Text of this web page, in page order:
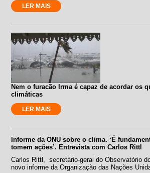
LER MAIS
Nem o furacão Irma é capaz de acordar os
climáticas
LER MAIS
Informe da ONU sobre o clima. ‘É
tomem ações’. Entrevista com Carlos Rittl
Carlos Rittl, secretário-geral do Observatório
novo informe da Organização das Nações